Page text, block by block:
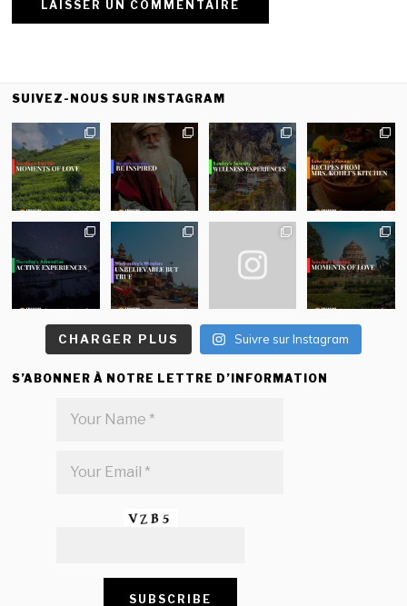
SUIVEZ-NOUS SUR INSTAGRAM
CHARGER PLUS Suivre sur Instagram
S’ABONNER À NOTRE LETTRE D’INFORMATION